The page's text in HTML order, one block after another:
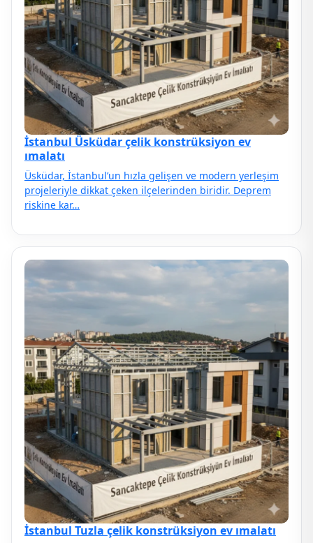
İstanbul Üsküdar çelik konstrüksiyon ev
ımalatı
Üsküdar, İstanbul’un hızla gelişen ve modern yerleşim
projeleriyle dikkat çeken ilçelerinden biridir. Deprem
riskine kar…
İstanbul Tuzla çelik konstrüksiyon ev ımalatı